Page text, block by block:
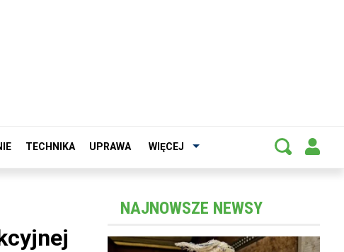
TECHNIKA UPRAWA WIĘCEJ
NAJNOWSZE NEWSY